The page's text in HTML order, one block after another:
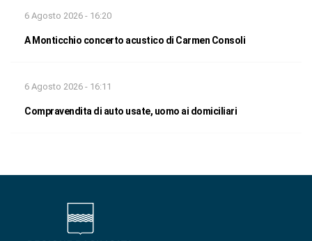
6 Agosto 2026 - 16:20
A Monticchio concerto acustico di Carmen Consoli
6 Agosto 2026 - 16:11
Compravendita di auto usate, uomo ai domiciliari